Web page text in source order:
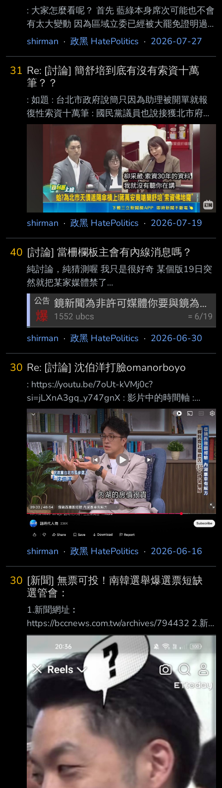
: 大家怎麼看呢？ 首先 藍綠本身席次可能也不會
有太大變動 因為區域立委已經被大罷免證明過
不會有異動 唯一可能會動的就是不分區了 也就
藍當的太過份 已經是嚴重騙票了 所以8個席次，
要嗎部分回流藍綠 要嗎就是有個新第三黨把這
部分吸好吸滿 讓國會真的來到三黨不過半，而
不是藍營實質過半 目前小黨們已經組成台灣前
進陣線 就看這新聯盟有沒有機會 當然民眾黨也
不是省油的燈 肯定會動員網軍拼命宣傳 把任何
可能跟他們競爭第三大黨的對手都抹為小綠 ----
- Sent from J
shirman · 政黑 HatePolitics · 2026-07-27
31 Re: [討論] 簡舒培到底有沒有索資十萬
筆？？
: 如題 : 台北市政府說簡只因為助理被開單就報
復性索資十萬筆 : 國民黨議員也說接獲北市府公
務員爆料 : 脆上也有許多北市府公務員爆料簡的
事蹟 : 少數幾個幫自稱是公務員而幫簡護航的帳
號，好幾個都是最近幾個月才創立的帳號，是不
是 : 真的公務員不知道 : 本公僕沒待過台北市
府，不知實情如何 : 但我查一下新聞，簡舒培針
對「報復性索資十萬筆」的指控，似乎完全沒正
面回應？只是罵 : 章萬安轉移焦點、諷刺他是
「台北四廣洋」 : 如果是被抹黑，應該馬上就會
樣，簡完全沒
shirman · 政黑 HatePolitics · 2026-07-19
40 [討論] 當柵欄板主會有內線消息嗎？
純討論，純猜測喔 我只是很好奇 某個版19日突
然就把某家媒體禁了
http://i.imgur.com/NHVmbJG.jpg 然後25日，該
媒體就開始報導黃國昌的猛料
http://i.imgur.com/paJ02a8.jpg
http://i.imgur.com/pQINBxi.jpg 差一點這家媒體
做，沒有興趣 aka沒有要討論該版版務 我只是很
好奇 管版的人是不是能未卜先知 所以提前禁止
了特定媒體啊？ 純猜測，純討論喔 ----- Sent
from J
shirman · 政黑 HatePolitics · 2026-06-30
30 Re: [討論] 沈伯洋打臉omanorboyo
: https://youtu.be/7oUt-kVMj0c?
si=jLXnA3gq_y747gnX : 影片中的時間軸 :
39:33 鄭弘儀說：內湖的房價很貴捏 : 39:34 沈
伯洋： 很貴啊 : 39:36 沈伯洋 ： 所以現在就是
我不會講 : https://i.mopix.cc/CnCisI.jpg :
https://i.mopix.cc/Kzl3Sa.jpg :
https://i.mopix.cc/tBXLrU.jpg : 影片給你了 睿智
的政黑板自己看判斷吧 : 不過我是不太懂「所以
現
shirman · 政黑 HatePolitics · 2026-06-16
30 [新聞] 無票可投！南韓選舉爆選票短缺
選管會：
1.新聞網址︰
https://bccnews.com.tw/archives/794432 2.新
聞來源︰ 中國廣播公司 3.完整新聞標題 無票可
投！南韓選舉爆選票短缺 選管會：不可能重選
4.完整新聞內容︰ 韓國3日舉行全國地方選舉，
由於中央選舉管理委員會為了節省預算，短估了
投票人數，而少印選票，導致有選民竟然「無票
可投」，這些憤怒的選民包圍投票所，要求重新
選舉。南韓中央選管會表示，不太可能因為這次
的選舉瑕疵，重新選舉。（葉柏毅報導） 綜合
南韓媒體報導，投票當天，有17個投票所，發生
選票短少的情況，有